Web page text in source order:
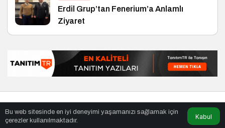
Erdil Grup’tan Fenerium’a Anlamlı
Ziyaret
Bu web sitesinde en iyi deneyimi yaşamanızı sağlamak için
çerezler kullanılmaktadır.
Kabul
en iyiler
listesi ,bihaber, sağlıklı